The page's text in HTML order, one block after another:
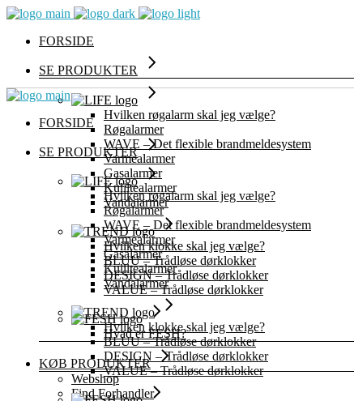
FORSIDE
SE PRODUKTER
Hvilken røgalarm skal jeg vælge?
Røgalarmer
WAVE – Det flexible brandmeldesystem
Varmealarmer
Gasalarmer
Kuliltealarmer
Vandalarmer
Hvilken klokke skal jeg vælge?
BLUU – Trådløse dørklokker
DESIGN – Trådløse dørklokker
VALUE – Trådløse dørklokker
Hvad er FESH?
KØB PRODUKTER
Webshop
Find Forhandler
FORSIDE
SE PRODUKTER
Hvilken røgalarm skal jeg vælge?
Røgalarmer
WAVE – Det flexible brandmeldesystem
Varmealarmer
Gasalarmer
Kuliltealarmer
Vandalarmer
Hvilken klokke skal jeg vælge?
BLUU – Trådløse dørklokker
DESIGN – Trådløse dørklokker
VALUE – Trådløse dørklokker